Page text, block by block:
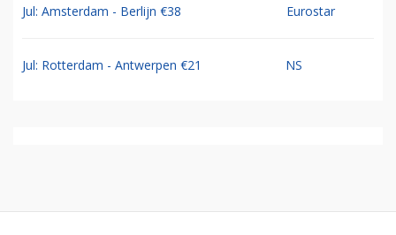
Jul: Amsterdam - Berlijn €38 Eurostar
Jul: Rotterdam - Antwerpen €21 NS